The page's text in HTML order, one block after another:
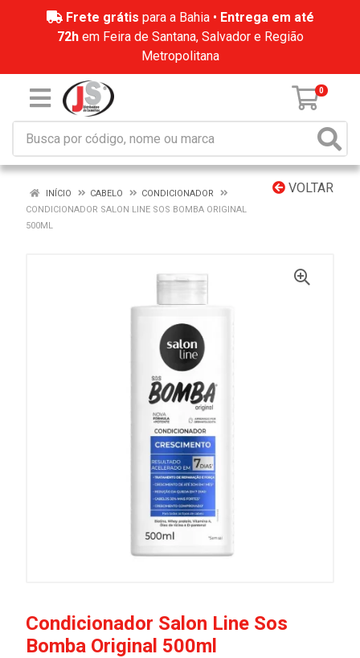
Frete grátis para a Bahia • Entrega em até
72hem Feira de Santana, Salvador e Região
Metropolitana
0
VOLTAR
INÍCIO CABELO
CONDICIONADOR
CONDICIONADOR SALON LINE SOS BOMBA ORIGINAL
500ML
Condicionador Salon Line Sos
Bomba Original 500ml